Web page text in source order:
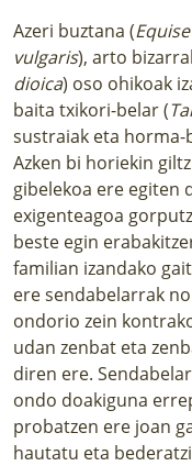
Azeri buztana (
vulgaris), arto
dioica) oso ohikoak
baita txikori-belar (
sustraiak eta horma-
Azken bi horiekin
gibelekoa ere egiten
exigenteagoa
beste egin
familian izandako
ere sendabelarrak
ondorio zein
udan zenbat eta
diren ere.
ondo doakiguna
probatzen ere joan
hautatu eta